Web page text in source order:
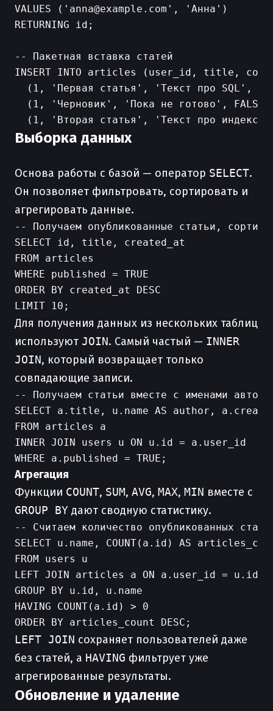
VALUES ('anna@example.com', 'Анна')
RETURNING id;
-- Пакетная вставка статей
INSERT INTO articles (user_id, title,
(1, 'Первая статья', 'Текст про SQL',
(1, 'Черновик', 'Пока не готово',
Выборка данных
Основа работы с базой — оператор SELECT.
Он позволяет фильтровать, сортировать и
агрегировать данные.
-- Получаем опубликованные статьи,
SELECT id, title, created_at
FROM articles
WHERE published = TRUE
ORDER BY created_at DESC
Для получения данных из нескольких таблиц
используют JOIN. Самый частый — INNER
JOIN, который возвращает только
совпадающие записи.
-- Получаем статьи вместе с именами
SELECT a.title, u.name AS author,
FROM articles a
INNER JOIN users u ON u.id = a.user_id
Агрегация
Функции COUNT, SUM, AVG, MAX, MIN вместе с
GROUP BY дают сводную статистику.
-- Считаем количество опубликованных
SELECT u.name, COUNT(a.id) AS
FROM users u
LEFT JOIN articles a ON a.user_id = u.id
GROUP BY u.id, u.name
HAVING COUNT(a.id) > 0
LEFT JOIN сохраняет пользователей даже
без статей, а HAVING фильтрует уже
агрегированные результаты.
Обновление и удаление